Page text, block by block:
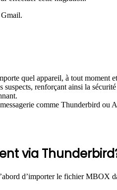
quel appareil, à tout moment
renforçant ainsi la
comme Thunderbird ou
via
d’importer le fichier MBOX